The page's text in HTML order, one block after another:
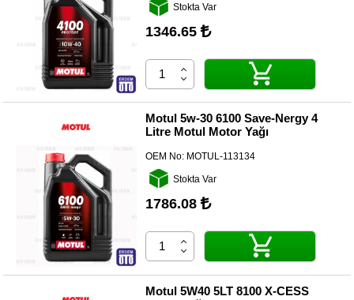
Silecek
Yedekleri
Stokta Var
1346.65
Motul 5w-30 6100 Save-Nergy 4
Litre Motul Motor Yağı
OEM No: MOTUL-113134
Stokta Var
1786.08
Motul 5W40 5LT 8100 X-CESS